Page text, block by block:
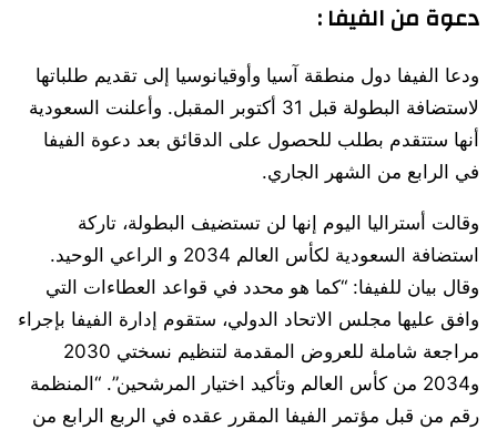
دعوة من الفيفا :
ودعا الفيفا دول منطقة آسيا وأوقيانوسيا إلى تقديم طلباتها
لاستضافة البطولة قبل 31 أكتوبر المقبل. وأعلنت السعودية
أنها ستتقدم بطلب للحصول على الدقائق بعد دعوة الفيفا
في الرابع من الشهر الجاري.
وقالت أستراليا اليوم إنها لن تستضيف البطولة، تاركة
استضافة السعودية لكأس العالم 2034 و الراعي الوحيد.
وقال بيان للفيفا: “كما هو محدد في قواعد العطاءات التي
وافق عليها مجلس الاتحاد الدولي، ستقوم إدارة الفيفا بإجراء
مراجعة شاملة للعروض المقدمة لتنظيم نسختي 2030
و2034 من كأس العالم وتأكيد اختيار المرشحين”. “المنظمة
رقم من قبل مؤتمر الفيفا المقرر عقده في الربع الرابع من